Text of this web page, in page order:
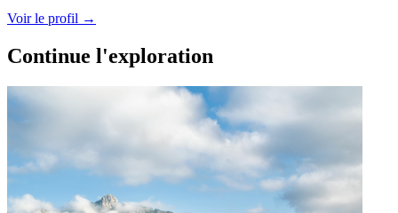
Voir le profil →
Continue l'exploration